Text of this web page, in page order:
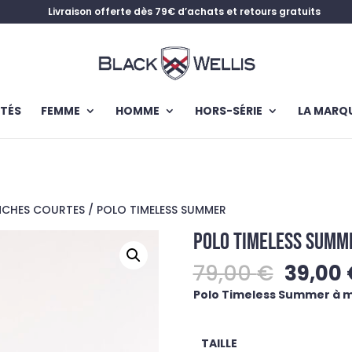
Livraison offerte dès 79€ d’achats et retours gratuits
FEMME HOMME HORS-SÉRIE LA
COURTES / POLO TIMELESS SUMMER
POLO TIMELESS
79,00€ Le
prix
39,00
Polo Timeless Summer à
TAILLE